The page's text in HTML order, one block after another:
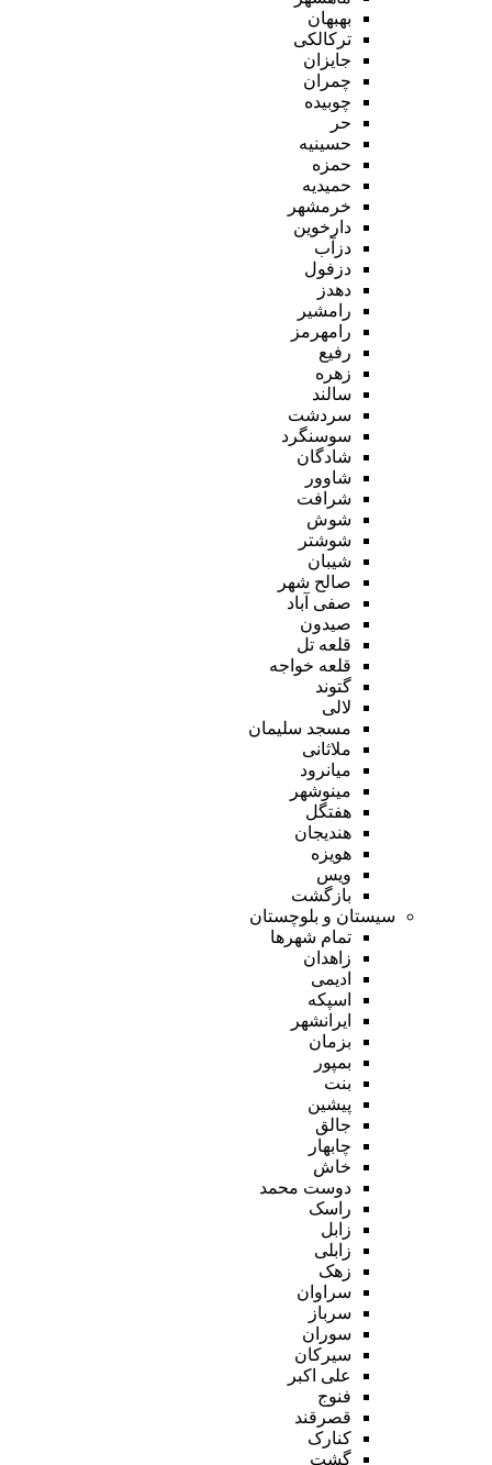
بهبهان
ترکالکی
جایزان
چمران
چوبیده
حر
حسینیه
حمزه
حمیدیه
خرمشهر
دارخوین
دزآب
دزفول
دهدز
رامشیر
رامهرمز
رفیع
زهره
سالند
سردشت
سوسنگرد
شادگان
شاوور
شرافت
شوش
شوشتر
شیبان
صالح شهر
صفی آباد
صیدون
قلعه تل
قلعه خواجه
گتوند
لالی
مسجد سلیمان
ملاثانی
میانرود
مینوشهر
هفتگل
هندیجان
هویزه
ویس
بازگشت
سیستان و بلوچستان
تمام شهر‌ها
زاهدان
ادیمی
اسپکه
ایرانشهر
بزمان
بمپور
بنت
پیشین
جالق
چابهار
خاش
دوست محمد
راسک
زابل
زابلی
زهک
سراوان
سرباز
سوران
سیرکان
علی اکبر
فنوج
قصرقند
کنارک
گشت